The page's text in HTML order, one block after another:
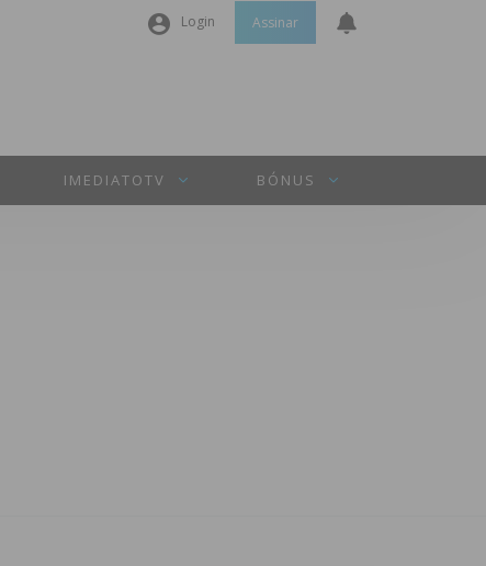
Login
Senha
Assinar
IMEDIATOTV BÓNUS